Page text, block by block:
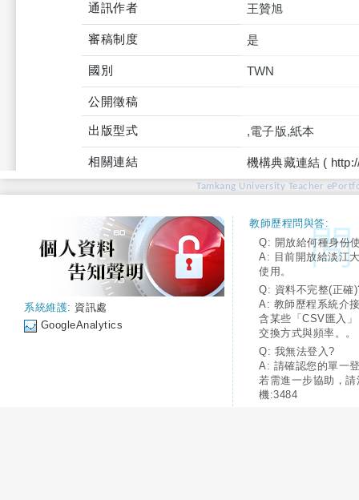
通訊作者 王贊旭
審稿制度 是
國別 TWN
公開徵稿
出版型式 ,電子版,紙本
相關連結 機構典藏連結 (
Tamkang University Teacher
系統維護: 資訊處
GoogleAnalytics
教師歷程問與答:
Q: 開放給何種身份
A: 目前開放給淡江
使用。
Q: 資料不完整(正確
A: 教師歷程系統介
含某些「CSV匯入
交換方式與頻率。。
Q: 我無法登入?
A: 請確認您的單一
若需進一步協助，
機:3484